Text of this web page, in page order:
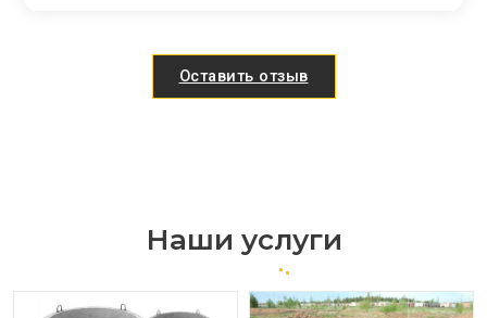
Оставить отзыв
Наши услуги